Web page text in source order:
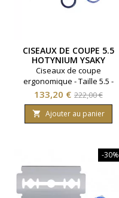
CISEAUX DE COUPE 5.5
HOTYNIUM YSAKY
Ciseaux de coupe
ergonomique - Taille 5.5 -
Hotynium Ysaky - Coloris
bleu.
Prix
133,20 € Prix
de
base
222,00 €
 Ajouter au panier
-30%